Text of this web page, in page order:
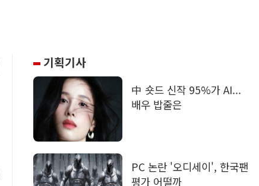
기획기사
中 숏드 신작 95%가 AI...
배우 밥줄은
PC 논란 '오디세이', 한국팬
평가 어떨까